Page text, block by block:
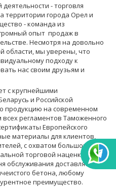
- торговля
территории города Орел и
- команда из
опыт продаж в
Несмотря на довольно
области, мы уверены, что
подходу к
нас своим друзьям и
с крупнейшими
и Российской
продукцию на современном
регламентов Таможенного
Европейского
материалы для клиентов,
с охватом большого
торговой наценкой.
обслуживания доставляем в
бетона, любому
преимущество.